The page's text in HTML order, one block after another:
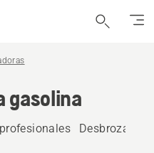
gasolina